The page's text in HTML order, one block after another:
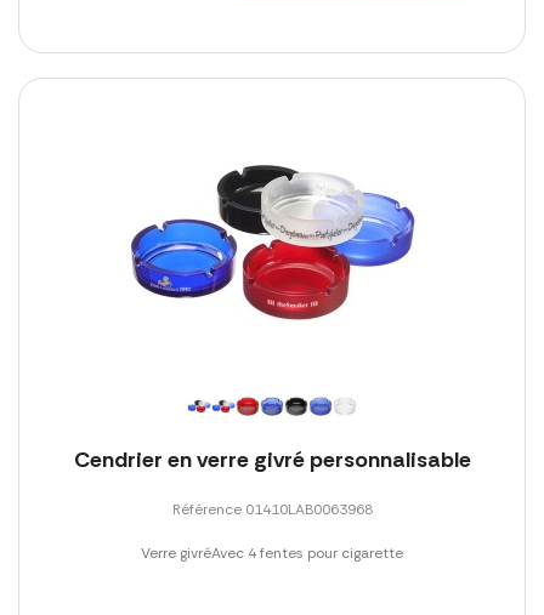
Cendrier en verre givré personnalisable
Référence 01410LAB0063968
Verre givréAvec 4 fentes pour cigarette